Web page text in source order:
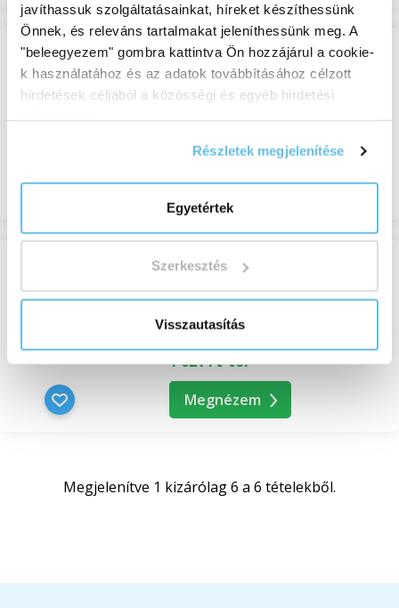
javíthassuk szolgáltatásainkat, híreket készíthessünk
Önnek, és releváns tartalmakat jeleníthessünk meg. A
"beleegyezem" gombra kattintva Ön hozzájárul a cookie-
k használatához és az adatok továbbításához célzott
hirdetések céljából a közösségi és egyéb hirdetési
Részletek megjelenítése
Egyetértek
Szerkesztés
Visszautasítás
ÚJDONSÁG
AKCIÓ KÓDDAL
BEWITELLA Sweet Magic, BIO
Bewitella
1 037 Ft-tól
Megnézem
Mogyoróvaj BIO
1 021 Ft-tól
Megnézem
Megjelenítve 1 kizárólag 6 a 6 tételekből.